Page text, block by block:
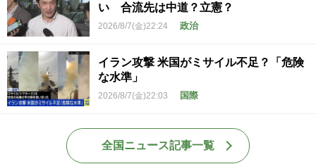
い 合流先は中道？立憲？
2026/8/7(金)22:24 政治
イラン攻撃 米国がミサイル不足？「危険
な水準」
2026/8/7(金)22:03 国際
全国ニュース記事一覧